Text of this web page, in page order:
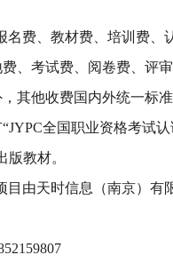
名费、教材费、培训费、
、考试费、阅卷费、评
其他收费国内外统一标
“JYPC全国职业资格考试
版教材。
目由天时信息（南京）有